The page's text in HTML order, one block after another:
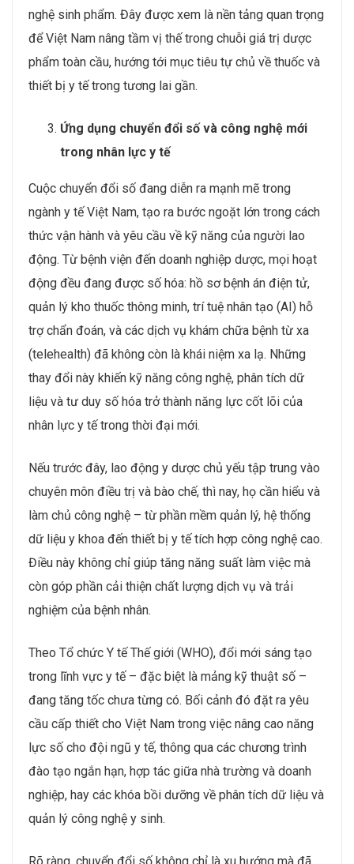
nghệ sinh phẩm. Đây được xem là nền tảng quan trọng
để Việt Nam nâng tầm vị thế trong chuỗi giá trị dược
phẩm toàn cầu, hướng tới mục tiêu tự chủ về thuốc và
thiết bị y tế trong tương lai gần.
Ứng dụng chuyển đổi số và công nghệ mới
trong nhân lực y tế
Cuộc chuyển đổi số đang diễn ra mạnh mẽ trong
ngành y tế Việt Nam, tạo ra bước ngoặt lớn trong cách
thức vận hành và yêu cầu về kỹ năng của người lao
động. Từ bệnh viện đến doanh nghiệp dược, mọi hoạt
động đều đang được số hóa: hồ sơ bệnh án điện tử,
quản lý kho thuốc thông minh, trí tuệ nhân tạo (AI) hỗ
trợ chẩn đoán, và các dịch vụ khám chữa bệnh từ xa
(telehealth) đã không còn là khái niệm xa lạ. Những
thay đổi này khiến kỹ năng công nghệ, phân tích dữ
liệu và tư duy số hóa trở thành năng lực cốt lõi của
nhân lực y tế trong thời đại mới.
Nếu trước đây, lao động y dược chủ yếu tập trung vào
chuyên môn điều trị và bào chế, thì nay, họ cần hiểu và
làm chủ công nghệ – từ phần mềm quản lý, hệ thống
dữ liệu y khoa đến thiết bị y tế tích hợp công nghệ cao.
Điều này không chỉ giúp tăng năng suất làm việc mà
còn góp phần cải thiện chất lượng dịch vụ và trải
nghiệm của bệnh nhân.
Theo Tổ chức Y tế Thế giới (WHO), đổi mới sáng tạo
trong lĩnh vực y tế – đặc biệt là mảng kỹ thuật số –
đang tăng tốc chưa từng có. Bối cảnh đó đặt ra yêu
cầu cấp thiết cho Việt Nam trong việc nâng cao năng
lực số cho đội ngũ y tế, thông qua các chương trình
đào tạo ngắn hạn, hợp tác giữa nhà trường và doanh
nghiệp, hay các khóa bồi dưỡng về phân tích dữ liệu và
quản lý công nghệ y sinh.
Rõ ràng, chuyển đổi số không chỉ là xu hướng mà đã